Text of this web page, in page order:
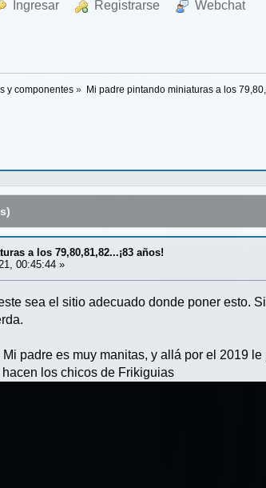
Ingresar Registrarse Webchat
y componentes » Mi padre pintando miniaturas a los
a los 79,80,81,82...¡83 años!
00:45:44 »
sea el sitio adecuado donde poner esto.
padre es muy manitas, y allá por el 2019
los chicos de Frikiguias